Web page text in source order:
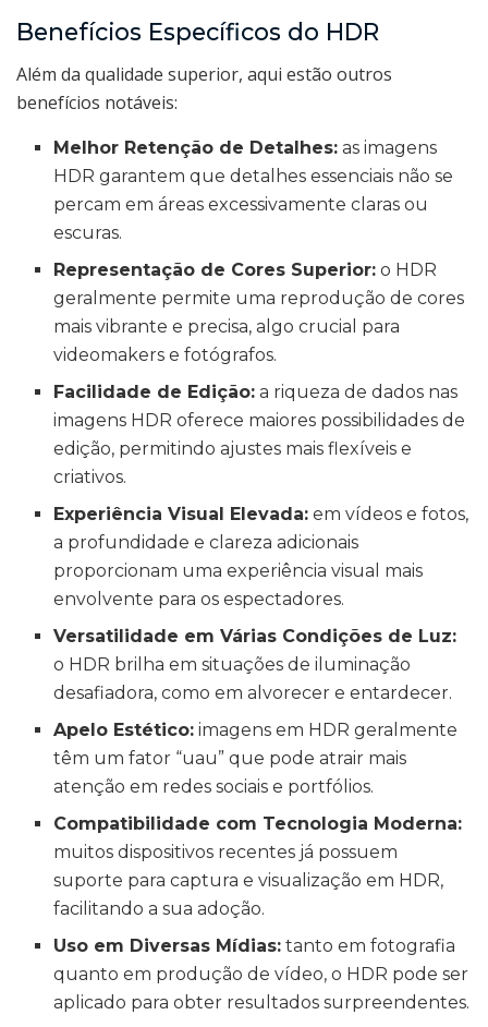
Benefícios Específicos do HDR
Além da qualidade superior, aqui estão outros
benefícios notáveis:
Melhor Retenção de Detalhes: as imagens
HDR garantem que detalhes essenciais não se
percam em áreas excessivamente claras ou
escuras.
Representação de Cores Superior: o HDR
geralmente permite uma reprodução de cores
mais vibrante e precisa, algo crucial para
videomakers e fotógrafos.
Facilidade de Edição: a riqueza de dados nas
imagens HDR oferece maiores possibilidades de
edição, permitindo ajustes mais flexíveis e
criativos.
Experiência Visual Elevada: em vídeos e fotos,
a profundidade e clareza adicionais
proporcionam uma experiência visual mais
envolvente para os espectadores.
Versatilidade em Várias Condições de Luz:
o HDR brilha em situações de iluminação
desafiadora, como em alvorecer e entardecer.
Apelo Estético: imagens em HDR geralmente
têm um fator “uau” que pode atrair mais
atenção em redes sociais e portfólios.
Compatibilidade com Tecnologia Moderna:
muitos dispositivos recentes já possuem
suporte para captura e visualização em HDR,
facilitando a sua adoção.
Uso em Diversas Mídias: tanto em fotografia
quanto em produção de vídeo, o HDR pode ser
aplicado para obter resultados surpreendentes.